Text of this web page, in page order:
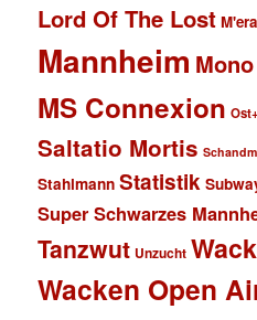
Lord Of The Lost
Mannheim
MS Connexion
Saltatio Mortis
Stahlmann Statistik
Super Schwarzes
Tanzwut Unzucht
Wacken Open